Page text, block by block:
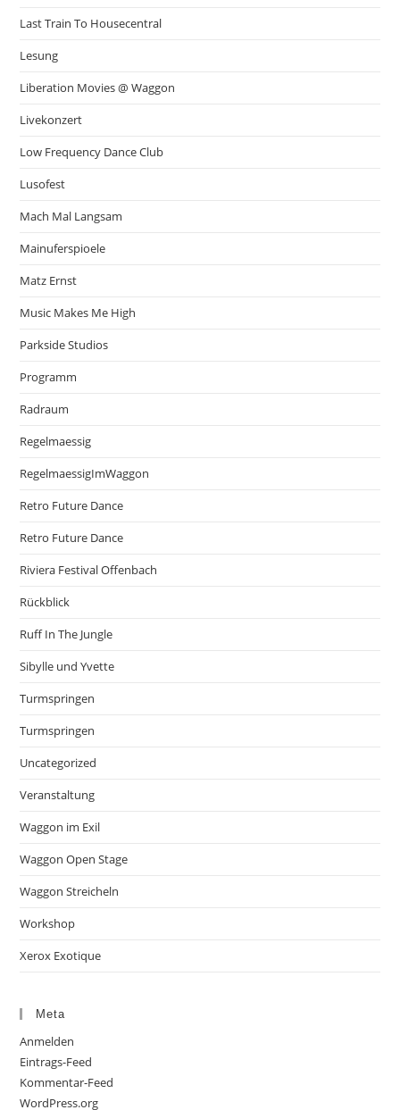
Last Train To Housecentral
Lesung
Liberation Movies @ Waggon
Livekonzert
Low Frequency Dance Club
Lusofest
Mach Mal Langsam
Mainuferspioele
Matz Ernst
Music Makes Me High
Parkside Studios
Programm
Radraum
Regelmaessig
RegelmaessigImWaggon
Retro Future Dance
Retro Future Dance
Riviera Festival Offenbach
Rückblick
Ruff In The Jungle
Sibylle und Yvette
Turmspringen
Turmspringen
Uncategorized
Veranstaltung
Waggon im Exil
Waggon Open Stage
Waggon Streicheln
Workshop
Xerox Exotique
Meta
Anmelden
Eintrags-Feed
Kommentar-Feed
WordPress.org